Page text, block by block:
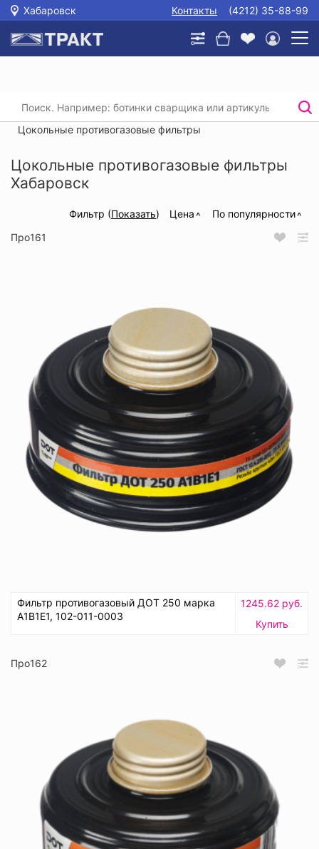
Хабаровск Контакты (4212) 35-88-99
Главная / /
Противогазы, фильтры
Цокольные противогазовые фильтры
Цокольные противогазовые фильтры
Хабаровск
Фильтр (Показать) Цена
По популярности
Про161
Фильтр противогазовый ДОТ 250 марка
А1В1Е1, 102-011-0003
1245.62 руб.
Купить
Про162